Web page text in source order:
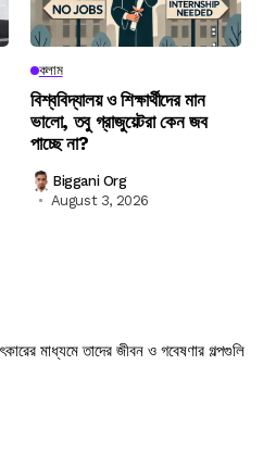
কলাম
বিশ্ববিদ্যালয় ও শিক্ষার্থীদের মান
ভালো, তবু গ্রাজুয়েটরা কেন জব
পাচ্ছে না?
Biggani Org
August 3, 2026
মাধ্যমে তাদের জীবন ও গবেষণার গল্পগুলি